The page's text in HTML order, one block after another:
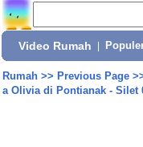
Video Rumah
Rumah>> Previous Page
a Olivia di Pontianak - Silet